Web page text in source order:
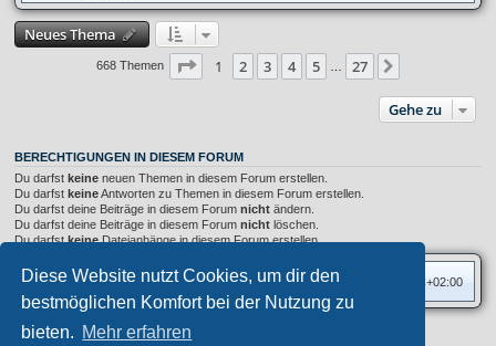
Diese Website nutzt Cookies, um dir den
bestmöglichen Komfort bei der Nutzung zu
bieten. Mehr erfahren
Neues Thema
668 Themen Seite 1von 27
1 2 3 4 5 27
Gehe zu
BERECHTIGUNGEN IN DIESEM FORUM
Du darfst keine neuen Themen in diesem Forum erstellen.
Du darfst keineAntworten zu Themen in diesem Forum erstellen.
Du darfst deine Beiträge in diesem Forum nicht ändern.
Du darfst deine Beiträge in diesem Forum nicht löschen.
Du darfstkeineDateianhänge in diesem Forum erstellen.
Foren-Übersicht Alle Zeiten sind UTC+02:00
Privates Forum ©